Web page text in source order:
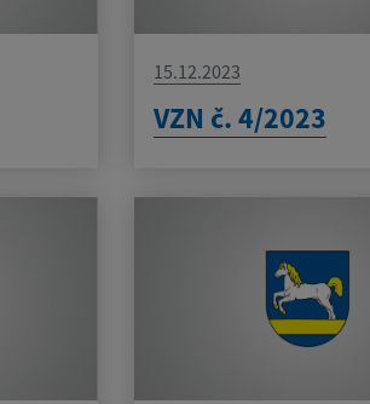
15.12.2023
VZN č. 4/2023